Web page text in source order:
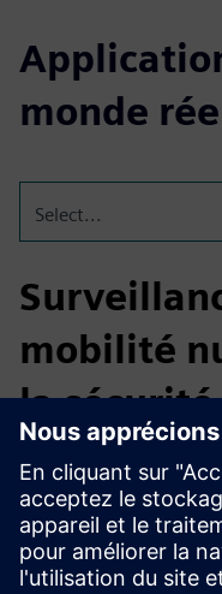
monde
Select...
mobilité
la
QUMEA représente
patients, moins
du fardeau opérationnel
sur des données.
« surveillance en tant